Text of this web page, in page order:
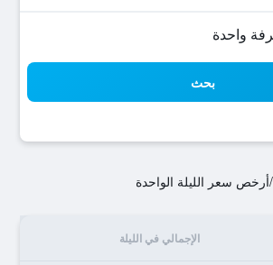
بحث
/أرخص سعر الليلة الواحدة
الإجمالي في الليلة